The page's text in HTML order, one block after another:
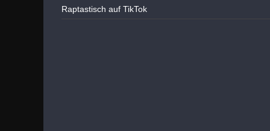
Raptastisch auf TikTok